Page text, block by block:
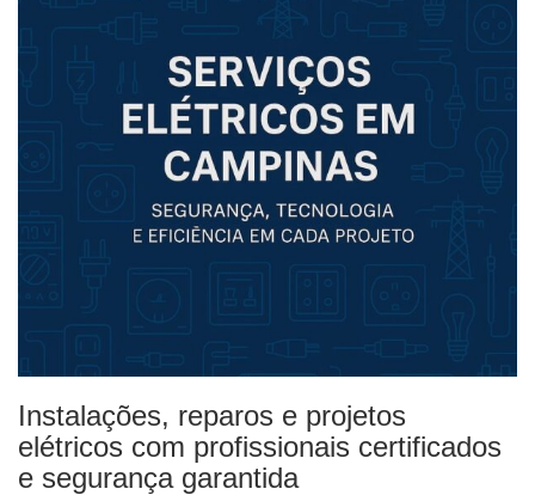
Instalações, reparos e projetos
elétricos com profissionais certificados
e segurança garantida